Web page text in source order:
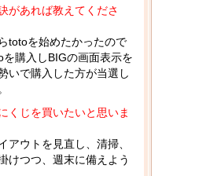
があれば教えてくださ
totoを始めたかったので
購入しBIGの画面表示を
いで購入した方が当選し
くじを買いたいと思いま
アウトを見直し、清掃、
けつつ、週末に備えよう